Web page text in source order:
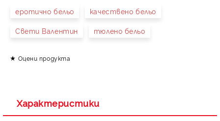
еротично бельо качествено бельо
Свети Валентин тюлено бельо
Оцени продукта
Характеристики